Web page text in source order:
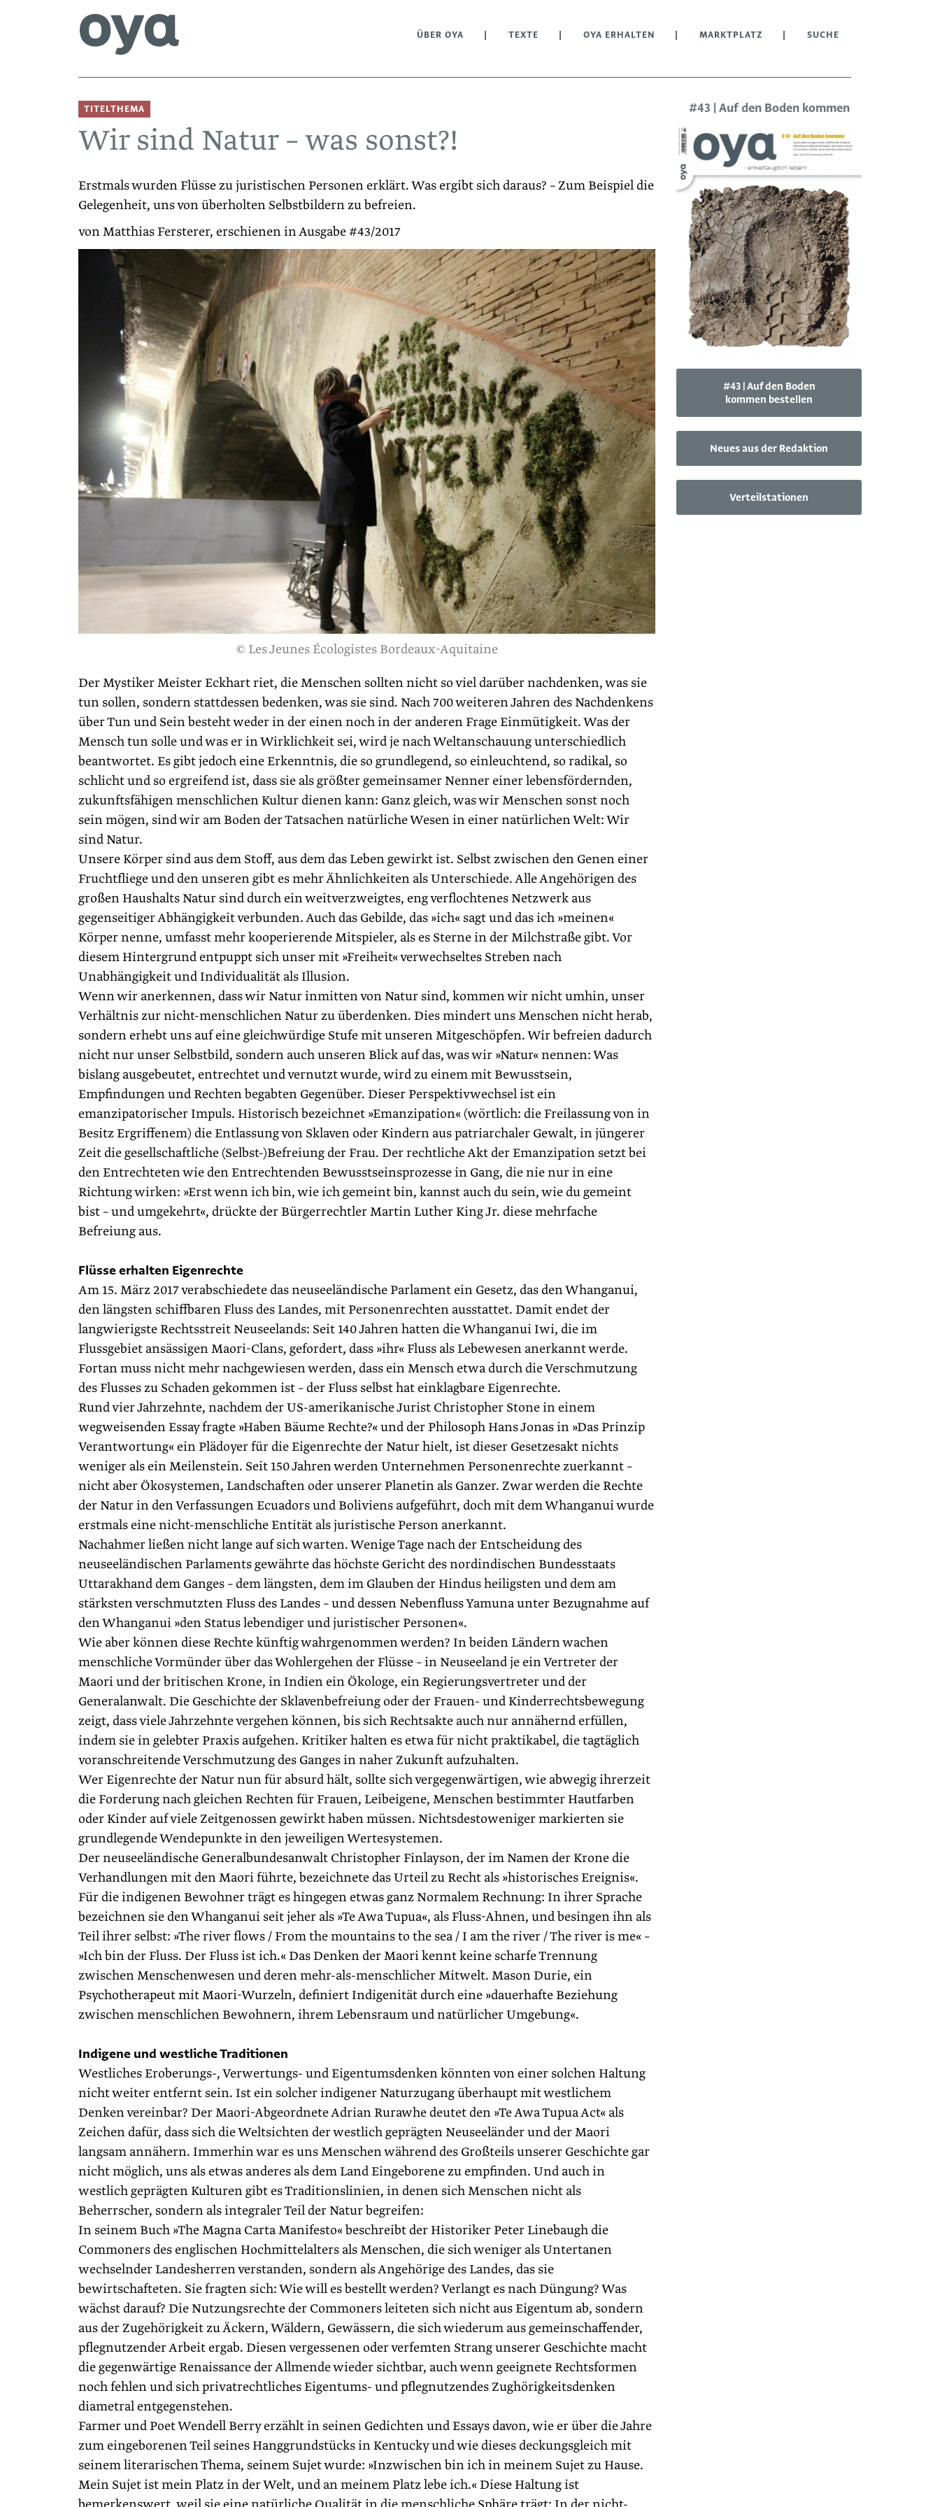
ÜBER OYA TEXTE OYA ERHALTEN MARKTPLATZ SUCHE
TITELTHEMA
Wir sind Natur – was sonst?!
Erstmals wurden Flüsse zu juristischen Personen erklärt. Was ergibt sich daraus? – Zum Beispiel die
Gelegenheit, uns von ­überholten Selbstbildern zu befreien.
von Matthias Fersterer, erschienen in Ausgabe #43/2017
© Les Jeunes Écologistes Bordeaux-Aquitaine
Der Mystiker Meister Eckhart riet, die Menschen sollten nicht so viel darüber nachdenken, was sie
tun sollen, sondern stattdessen bedenken, was sie sind. Nach 700 weiteren Jahren des Nachdenkens
über Tun und Sein besteht weder in der einen noch in der anderen Frage Einmütigkeit. Was der
Mensch tun solle und was er in Wirklichkeit sei, wird je nach Weltanschauung unterschiedlich
beantwortet. Es gibt jedoch eine Erkenntnis, die so grundlegend, so einleuchtend, so radikal, so
schlicht und so ergreifend ist, dass sie als größter gemeinsamer Nenner einer lebensfördernden,
zukunftsfähigen menschlichen Kultur dienen kann: Ganz gleich, was wir Menschen sonst noch
sein mögen, sind wir am Boden der Tatsachen natürliche Wesen in einer ­natürlichen Welt: Wir
sind Natur.
Unsere Körper sind aus dem Stoff, aus dem das Leben gewirkt ist. Selbst zwischen den Genen einer
Fruchtfliege und den unseren gibt es mehr Ähnlichkeiten als Unterschiede. Alle Angehörigen des
großen Haushalts Natur sind durch ein weitverzweigtes, eng verflochtenes Netzwerk aus
gegenseitiger Abhängigkeit verbunden. Auch das Gebilde, das »ich« sagt und das ich »meinen«
Körper nenne, umfasst mehr kooperierende Mitspieler, als es Sterne in der Milchstraße gibt. Vor
diesem Hintergrund entpuppt sich unser mit »Freiheit« verwechseltes Streben nach
Unabhängigkeit und Individualität als Illusion.
Wenn wir anerkennen, dass wir Natur inmitten von Natur sind, kommen wir nicht umhin, unser
Verhältnis zur nicht-menschlichen Natur zu überdenken. Dies mindert uns Menschen nicht herab,
sondern erhebt uns auf eine gleichwürdige Stufe mit unseren Mitgeschöpfen. Wir befreien dadurch
nicht nur unser Selbstbild, sondern auch unseren Blick auf das, was wir »Natur« nennen: Was
bislang ausgebeutet, entrechtet und vernutzt wurde, wird zu einem mit Bewusstsein,
Empfindungen und Rechten begabten Gegenüber. Dieser Perspektivwechsel ist ein
emanzipatorischer Impuls. Historisch bezeichnet »Emanzipation« (­wörtlich: die Freilassung von in
Besitz Ergriffenem) die Entlassung von Sklaven oder Kindern aus patriarchaler Gewalt, in jüngerer
Zeit die gesellschaftliche (Selbst-)Befreiung der Frau. Der rechtliche Akt der Emanzipation setzt bei
den Entrechteten wie den Entrechtenden Bewusstseinsprozesse in Gang, die nie nur in eine
Richtung wirken: »Erst wenn ich bin, wie ich gemeint bin, kannst auch du sein, wie du gemeint
bist – und umgekehrt«, drückte der Bürgerrechtler Martin Luther King Jr. diese mehrfache
Befreiung aus.
Flüsse erhalten Eigenrechte
Am 15. März 2017 verabschiedete das neuseeländische Parlament ein Gesetz, das den Whanganui,
den längsten schiffbaren Fluss des Landes, mit Personenrechten ausstattet. Damit endet der
langwierigste Rechtsstreit Neuseelands: Seit 140 Jahren hatten die Whanganui Iwi, die im
Flussgebiet ansässigen Maori-Clans, gefordert, dass »ihr« Fluss als Lebewesen anerkannt werde.
Fortan muss nicht mehr nachgewiesen werden, dass ein Mensch etwa durch die Verschmutzung
des Flusses zu Schaden gekommen ist – der Fluss selbst hat einklagbare Eigenrechte.
Rund vier Jahrzehnte, nachdem der US-amerikanische Jurist Christopher Stone in einem
wegweisenden Essay fragte »Haben Bäume Rechte?« und der Philosoph Hans Jonas in »Das Prinzip
Verantwortung« ein Plädoyer für die Eigenrechte der Natur hielt, ist dieser Gesetzesakt nichts
weniger als ein Meilenstein. Seit 150 Jahren werden Unternehmen Personenrechte zuerkannt –
nicht aber Ökosystemen, Landschaften oder unserer Planetin als Ganzer. Zwar werden die Rechte
der Natur in den Verfassungen Ecuadors und Boliviens aufgeführt, doch mit dem Whanganui wurde
erstmals eine nicht-menschliche Entität als juristische Person anerkannt.
Nachahmer ließen nicht lange auf sich warten. Wenige Tage nach der Entscheidung des
neuseeländischen Parlaments gewährte das höchste Gericht des nordindischen Bundesstaats
Uttarakhand dem Ganges – dem längsten, dem im Glauben der Hindus heiligsten und dem am
stärksten verschmutzten Fluss des Landes – und dessen Nebenfluss Yamuna unter Bezugnahme auf
den Whanganui »den Status lebendiger und juristischer Personen«.
Wie aber können diese Rechte künftig wahrgenommen werden? In beiden Ländern wachen
menschliche Vormünder über das Wohlergehen der Flüsse – in Neuseeland je ein Vertreter der
Maori und der britischen Krone, in Indien ein Ökologe, ein Regierungsvertreter und der
Generalanwalt. Die Geschichte der Sklavenbefreiung oder der Frauen- und Kinderrechtsbewegung
zeigt, dass viele Jahrzehnte vergehen können, bis sich Rechtsakte auch nur annähernd erfüllen,
indem sie in gelebter Praxis aufgehen. Kritiker halten es etwa für nicht praktikabel, die tagtäglich
voranschreitende Verschmutzung des Ganges in naher Zukunft aufzuhalten.
Wer Eigenrechte der Natur nun für absurd hält, sollte sich vergegenwärtigen, wie abwegig ihrerzeit
die Forderung nach gleichen Rechten für Frauen, Leibeigene, Menschen bestimmter Hautfarben
oder Kinder auf viele Zeitgenossen gewirkt haben müssen. Nichtsdestoweniger markierten sie
grundlegende Wendepunkte in den jeweiligen Wertesystemen.
Der neuseeländische Generalbundesanwalt Christopher Finlayson, der im Namen der Krone die
Verhandlungen mit den Maori führte, bezeichnete das Urteil zu Recht als »historisches Ereignis«.
Für die indigenen Bewohner trägt es hingegen etwas ganz Normalem Rechnung: In ihrer Sprache
bezeichnen sie den Whanganui seit jeher als »Te Awa Tupua«, als Fluss-Ahnen, und besingen ihn als
Teil ihrer selbst: »The river flows / From the mountains to the sea / I am the river / The river is me« –
»Ich bin der Fluss. Der Fluss ist ich.« Das Denken der Maori kennt keine scharfe Trennung
zwischen Menschenwesen und deren mehr-als-menschlicher Mitwelt. Mason Durie, ein
Psychotherapeut mit Maori-Wurzeln, definiert Indigenität durch eine »dauerhafte Beziehung
zwischen menschlichen Bewohnern, ihrem Lebensraum und natürlicher Umgebung«.
Indigene und westliche Traditionen
Westliches Eroberungs-, Verwertungs- und Eigentumsdenken könnten von einer solchen Haltung
nicht weiter entfernt sein. Ist ein solcher indigener Naturzugang überhaupt mit westlichem
Denken vereinbar? Der Maori-Abgeordnete Adrian Rurawhe deutet den »Te Awa Tupua Act« als
Zeichen dafür, dass sich die Weltsichten der westlich geprägten Neuseeländer und der Maori
langsam annähern. Immerhin war es uns Menschen während des Großteils unserer Geschichte gar
nicht möglich, uns als etwas anderes als dem Land Eingeborene zu empfinden. Und auch in
westlich geprägten Kulturen gibt es Traditionslinien, in denen sich Menschen nicht als
Beherrscher, sondern als integraler Teil der Natur begreifen:
In seinem Buch »The Magna Carta Manifesto« beschreibt der Historiker Peter Linebaugh die
Commoners des englischen Hochmittelalters als Menschen, die sich weniger als Untertanen
wechselnder Landesherren verstanden, sondern als Angehörige des Landes, das sie
bewirtschafteten. Sie fragten sich: Wie will es bestellt werden? Verlangt es nach Düngung? Was
wächst darauf? Die Nutzungsrechte der Commoners leiteten sich nicht aus Eigentum ab, sondern
aus der Zugehörigkeit zu Äckern, Wäldern, Gewässern, die sich wiederum aus gemeinschaffender,
pflegnutzender Arbeit ergab. Diesen vergessenen oder verfemten Strang unserer Geschichte macht
die gegenwärtige Renaissance der Allmende wieder sichtbar, auch wenn geeignete Rechtsformen
noch fehlen und sich privatrechtliches Eigentums- und pflegnutzendes Zughörigkeitsdenken
diametral entgegenstehen.
Farmer und Poet Wendell Berry erzählt in seinen Gedichten und Essays davon, wie er über die Jahre
zum eingeborenen Teil seines Hanggrundstücks in Kentucky und wie dieses deckungsgleich mit
seinem literarischen Thema, seinem Sujet wurde: »Inzwischen bin ich in meinem Sujet zu Hause.
Mein Sujet ist mein Platz in der Welt, und an meinem Platz lebe ich.« Diese Haltung ist
#43 | Auf den Boden kommen
#43 | Auf den Boden
kommen bestellen
Neues aus der Redaktion
Verteilstationen